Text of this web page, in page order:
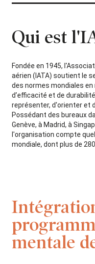
Qui est
Fondée en 1945,
aérien (IATA) soutient le
des normes mondiales
d’efficacité et de
représenter, d'orienter et
Possédant des bureaux
Genève, à Madrid, à
l'organisation compte
mondiale, dont plus de
mentale